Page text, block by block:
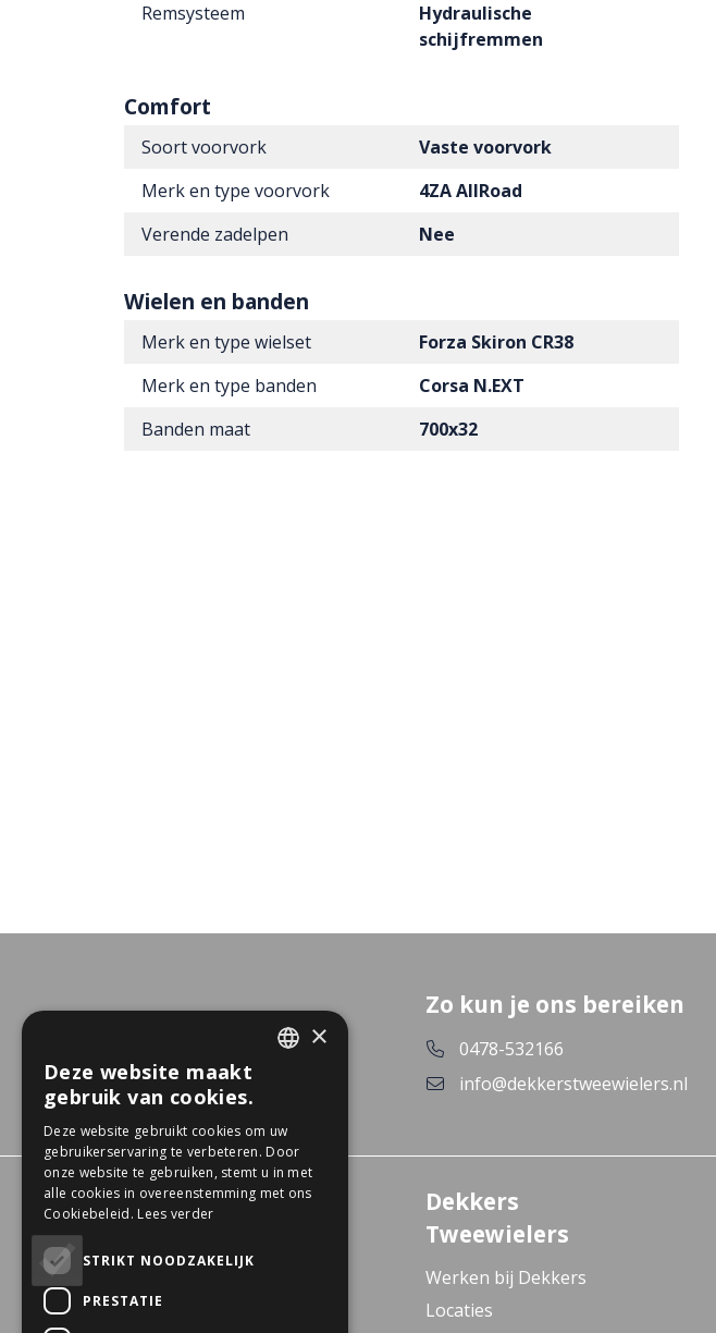
Remsysteem
Hydraulische
schijfremmen
Comfort
Soort voorvork
Vaste voorvork
Merk en type voorvork
4ZA AllRoad
Verende zadelpen
Nee
Wielen en banden
Merk en type wielset
Forza Skiron CR38
Merk en type banden
Corsa N.EXT
Banden maat
700x32
Zo kun je ons bereiken
0478-532166
info@dekkerstweewielers.nl
Experience Center
De Gagel 12
Dekkers
Tweewielers
Werken bij Dekkers
Locaties
×
Deze website maakt
gebruik van cookies.
Deze website gebruikt cookies om uw
gebruikerservaring te verbeteren. Door
onze website te gebruiken, stemt u in met
alle cookies in overeenstemming met ons
Cookiebeleid. Lees verder
STRIKT NOODZAKELIJK
PRESTATIE